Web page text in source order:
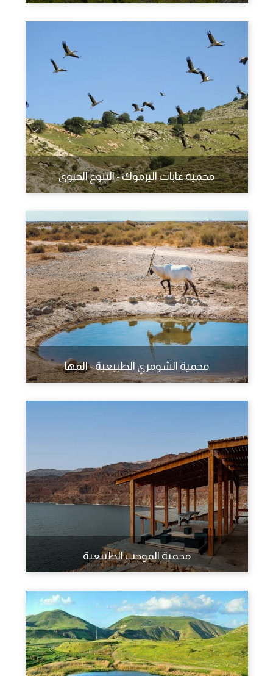
محمية غابات اليرموك - التنوع الحيوي
محمية الشومري الطبيعية - المها
محمية الموجب الطبيعية